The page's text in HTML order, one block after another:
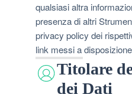
qualsiasi altra
presenza di altri
privacy policy dei
link messi a
Titolare
dei Dati